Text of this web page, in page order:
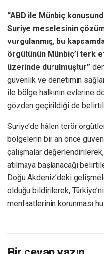
“ABD ile Münbiç
Suriye meselesinin
vurgulanmış, bu
örgütünün Münbiç’i terk
üzerinde durulmuştur”
güvenlik ve denetimin
ile bölge halkının evlerine
gözden geçirildiği de
Suriye’de hâlen terör
bölgelerin bir an önce
çalışmalar
atılmaya başlanacağı
Doğu Akdeniz’deki
olduğu bildirilerek,
menfaatlerinin korunması